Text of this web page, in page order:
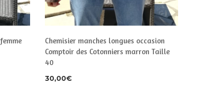
Chemisier manches longues occasion
Comptoir des Cotonniers marron Taille
40
30,00€